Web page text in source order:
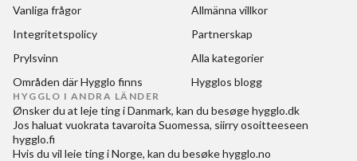
Vanliga frågor
Allmänna villkor
Integritetspolicy
Partnerskap
Prylsvinn
Alla kategorier
Områden där Hygglo finns
Hygglos blogg
HYGGLO I ANDRA LÄNDER
Ønsker du at leje ting i Danmark, kan du besøgehygglo.dk
Jos haluat vuokrata tavaroita Suomessa, siirry osoitteeseen
hygglo.fi
Hvis du vil leie ting i Norge, kan du besøkehygglo.no